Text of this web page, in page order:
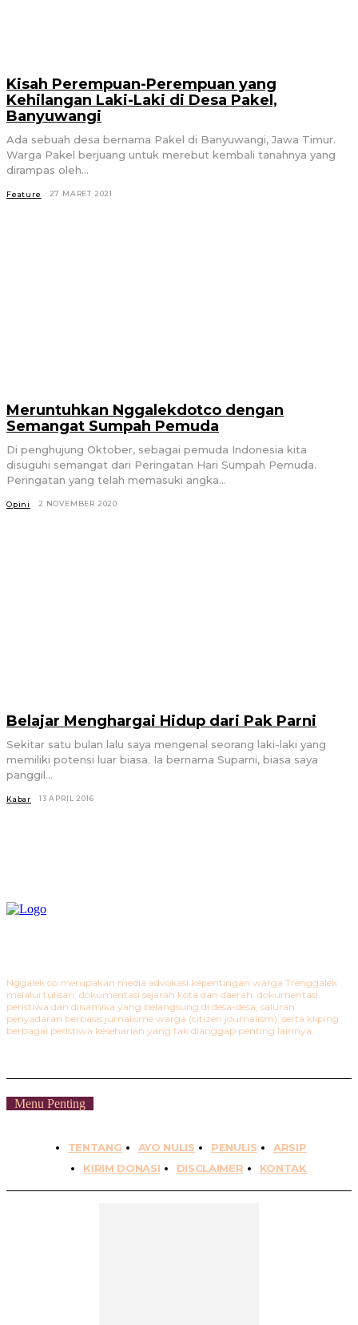
Kisah Perempuan-Perempuan yang
Kehilangan Laki-Laki di Desa Pakel,
Banyuwangi
Ada sebuah desa bernama Pakel di Banyuwangi, Jawa Timur.
Warga Pakel berjuang untuk merebut kembali tanahnya yang
dirampas oleh...
Feature 27 MARET 2021
Meruntuhkan Nggalekdotco dengan
Semangat Sumpah Pemuda
Di penghujung Oktober, sebagai pemuda Indonesia kita
disuguhi semangat dari Peringatan Hari Sumpah Pemuda.
Peringatan yang telah memasuki angka...
Opini 2 NOVEMBER 2020
Belajar Menghargai Hidup dari Pak Parni
Sekitar satu bulan lalu saya mengenal seorang laki-laki yang
memiliki potensi luar biasa. Ia bernama Suparni, biasa saya
panggil...
Kabar 13 APRIL 2016
Nggalek.co merupakan media advokasi kepentingan warga Trenggalek
melalui tulisan, dokumentasi sejarah kota dan daerah, dokumentasi
peristiwa dan dinamika yang belangsung di desa-desa, saluran
penyadaran berbasis jurnalisme warga (citizen journalism), serta kliping
berbagai peristiwa keseharian yang tak dianggap penting lainnya.
Menu Penting
TENTANG AYO NULIS PENULIS
ARSIP
KIRIM DONASI
DISCLAIMER KONTAK